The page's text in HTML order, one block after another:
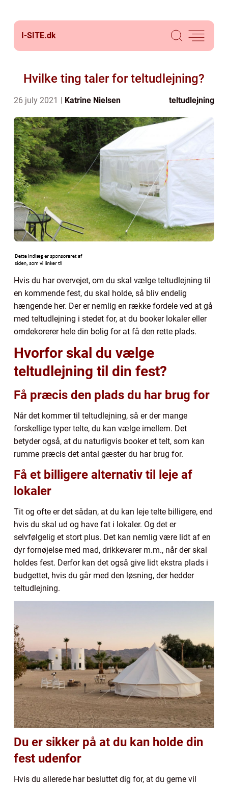
I-SITE.dk
Hvilke ting taler for teltudlejning?
26 july 2021 Katrine Nielsen teltudlejning
Hvis du har overvejet, om du skal vælge teltudlejning til
en kommende fest, du skal holde, så bliv endelig
hængende her. Der er nemlig en række fordele ved at gå
med teltudlejning i stedet for, at du booker lokaler eller
omdekorerer hele din bolig for at få den rette plads.
Hvorfor skal du vælge
teltudlejning til din fest?
Få præcis den plads du har brug for
Når det kommer til teltudlejning, så er der mange
forskellige typer telte, du kan vælge imellem. Det
betyder også, at du naturligvis booker et telt, som kan
rumme præcis det antal gæster du har brug for.
Få et billigere alternativ til leje af
lokaler
Tit og ofte er det sådan, at du kan leje telte billigere, end
hvis du skal ud og have fat i lokaler. Og det er
selvfølgelig et stort plus. Det kan nemlig være lidt af en
dyr fornøjelse med mad, drikkevarer m.m., når der skal
holdes fest. Derfor kan det også give lidt ekstra plads i
budgettet, hvis du går med den løsning, der hedder
teltudlejning.
Du er sikker på at du kan holde din
fest udenfor
Hvis du allerede har besluttet dig for, at du gerne vil